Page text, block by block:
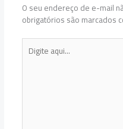
O seu endereço de e-mail
obrigatórios são marcados
Digite
aqui...